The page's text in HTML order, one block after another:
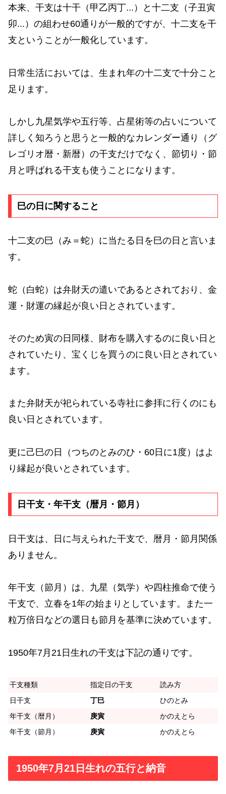
本来、干支は十干（甲乙丙丁...）と十二支（子丑寅
卯...）の組わせ60通りが一般的ですが、十二支を干
支ということが一般化しています。
日常生活においては、生まれ年の十二支で十分こと
足ります。
しかし九星気学や五行等、占星術等の占いについて
詳しく知ろうと思うと一般的なカレンダー通り（グ
レゴリオ暦・新暦）の干支だけでなく、節切り・節
月と呼ばれる干支も使うことになります。
巳の日に関すること
十二支の巳（み＝蛇）に当たる日を巳の日と言いま
す。
蛇（白蛇）は弁財天の遣いであるとされており、金
運・財運の縁起が良い日とされています。
そのため寅の日同様、財布を購入するのに良い日と
されていたり、宝くじを買うのに良い日とされてい
ます。
また弁財天が祀られている寺社に参拝に行くのにも
良い日とされています。
更に己巳の日（つちのとみのひ・60日に1度）はよ
り縁起が良いとされています。
日干支・年干支（暦月・節月）
日干支は、日に与えられた干支で、暦月・節月関係
ありません。
年干支（節月）は、九星（気学）や四柱推命で使う
干支で、立春を1年の始まりとしています。また一
粒万倍日などの選日も節月を基準に決めています。
1950年7月21日生れの干支は下記の通りです。
干支種類 指定日の干支
読み方
日干支
丁巳
ひのとみ
年干支（暦月）
庚寅
かのえとら
年干支（節月）
庚寅 かのえとら
1950年7月21日生れの五行と納音